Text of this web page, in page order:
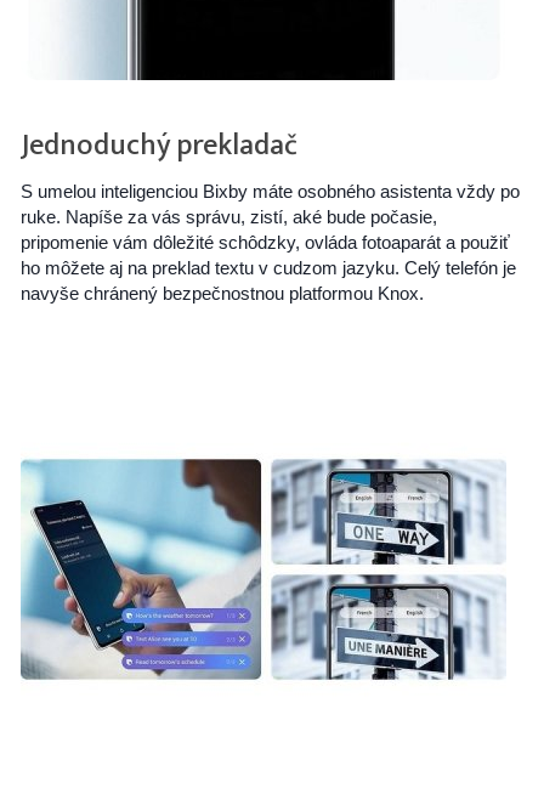
Jednoduchý prekladač
S umelou inteligenciou Bixby máte osobného asistenta vždy po
ruke. Napíše za vás správu, zistí, aké bude počasie,
pripomenie vám dôležité schôdzky, ovláda fotoaparát a použiť
ho môžete aj na preklad textu v cudzom jazyku. Celý telefón je
navyše chránený bezpečnostnou platformou Knox.